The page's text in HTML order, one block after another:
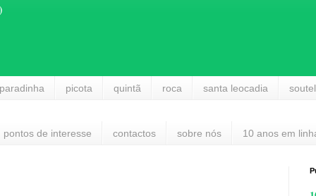
picota quintã roca santa leocadia
pontos de interesse contactos sobre nós 10 anos em